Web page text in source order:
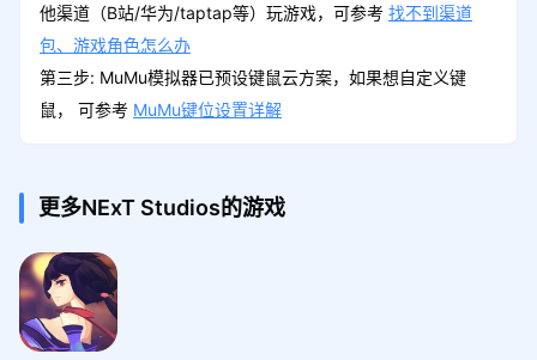
他渠道（B站/华为/taptap等）玩游戏，可参考 找不到渠道
包、游戏角色怎么办
第三步: MuMu模拟器已预设键鼠云方案，如果想自定义键
鼠， 可参考 MuMu键位设置详解
更多NExT Studios的游戏